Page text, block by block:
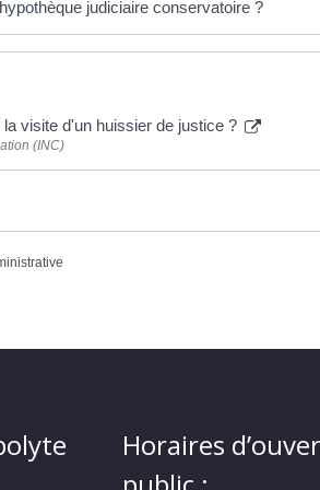
judiciaire conservatoire ?
visite d'un huissier de justice ?
(INC)
Horaires